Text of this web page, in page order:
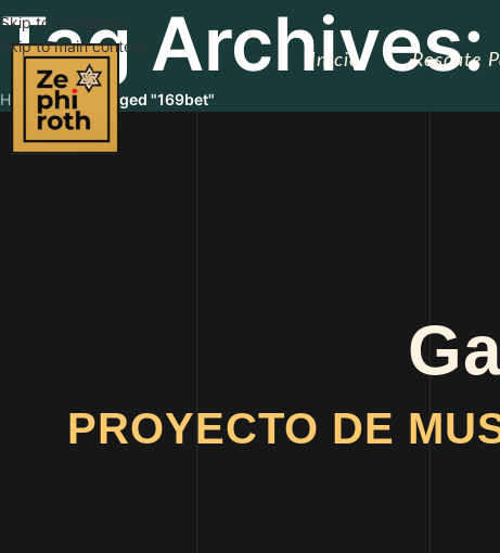
Skip to navigation
Skip to main content
Inicio Rescate
Tag
Home/Posts Tagged "169bet"
PROYECTO DE